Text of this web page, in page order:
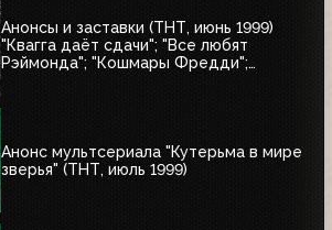
Анонсы и заставки (ТНТ, июнь 1999)
"Квагга даёт сдачи"; "Все любят
Рэймонда"; "Кошмары Фредди";
Анонс мультсериала "Кутерьма в мире
зверья" (ТНТ, июль 1999)